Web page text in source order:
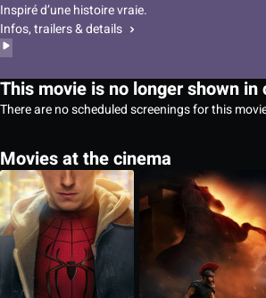
Inspiré d’une histoire vraie.
Infos, trailers & details
This movie is no longer shown in
There are no scheduled screenings for this
Movies at the cinema